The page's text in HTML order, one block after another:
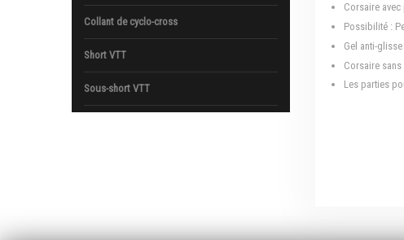
Corsaire
Possibilité :
Gel anti-glisse
Corsaire sans
Les parties
Collant de cyclo-cross
Short VTT
Sous-short VTT